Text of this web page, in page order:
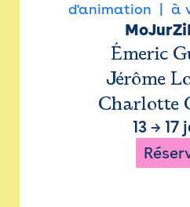
d'animation
à
Émeric
Jérôme
Charlotte
13→ 17